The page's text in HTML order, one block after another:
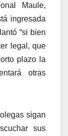
Maule,
ingresada
“si bien
legal, que
plazo la
otras
sigan
sus